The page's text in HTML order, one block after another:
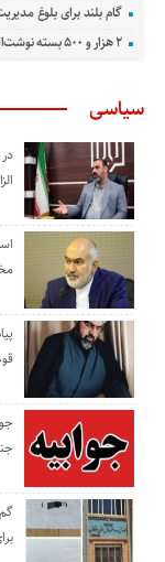
گام بلند برای بلوغ
۲ هزار و ۵۰۰ بسته نوشت‌افزار به دانش‌آموزان خوزستان رسید
سیاسی